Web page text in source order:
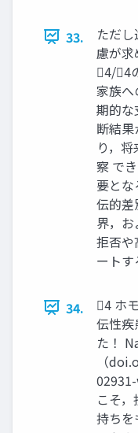
33.
ただ
慮が求
4/4
家族
期的
断結
り，
察 で
要と
伝的差
界，
拒否や
ートす
34.
4 ホ
伝性疾
た！
（
こそ
持ちを